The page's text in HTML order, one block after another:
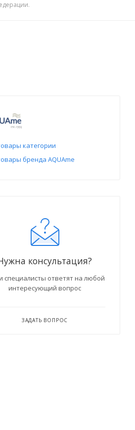
категории
бренда AQUAme
консультация?
специалисты ответят на любой
интересующий вопрос
ЗАДАТЬ ВОПРОС